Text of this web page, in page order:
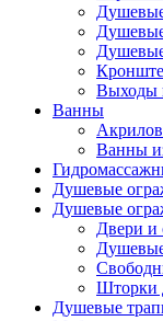
Выходы
Ванны
Ванны
Душевые
Душевые
Двери и
Шторки
Душевые